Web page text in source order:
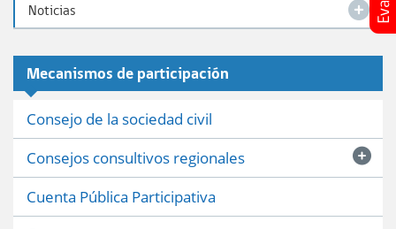
Noticias
Mecanismos de participación
Consejo de la sociedad civil
Consejos consultivos regionales
Cuenta Pública Participativa